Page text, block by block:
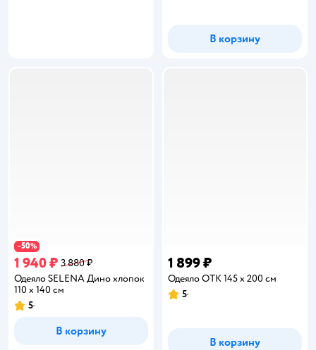
В корзину
−50%
1 940 ₽ 3 880 ₽
Одеяло SELENA Дино хлопок
110 x 140 см
Рейтинг:
5
В корзину
1 899 ₽
Одеяло ОТК 145 x 200 см
Рейтинг:
5
В корзину